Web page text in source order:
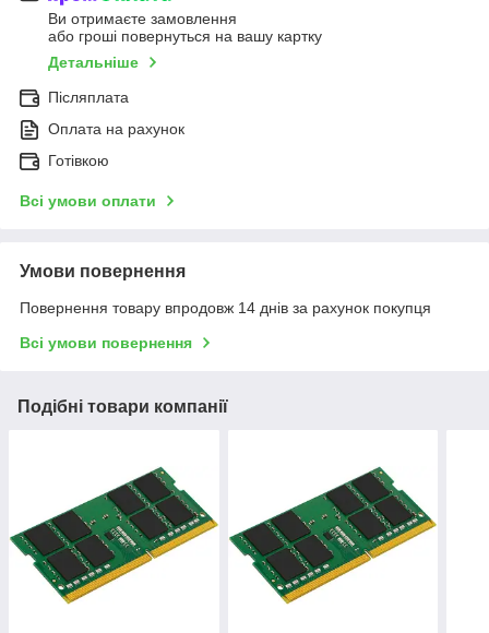
Ви отримаєте замовлення
або гроші повернуться на вашу картку
Детальніше
Післяплата
Оплата на рахунок
Готівкою
Всі умови оплати
Умови повернення
Повернення товару впродовж 14 днів за рахунок покупця
Всі умови повернення
Подібні товари компанії